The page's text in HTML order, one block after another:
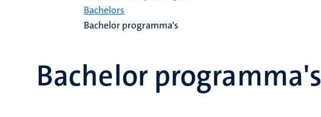
Bachelors
Bachelor programma's
Bachelor programma's